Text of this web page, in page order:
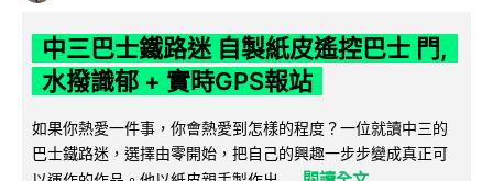
中三巴士鐵路迷 自製紙皮遙控巴士 門,
水撥識郁 + 實時GPS報站
如果你熱愛一件事，你會熱愛到怎樣的程度？一位就讀中三的
巴士鐵路迷，選擇由零開始，把自己的興趣一步步變成真正可